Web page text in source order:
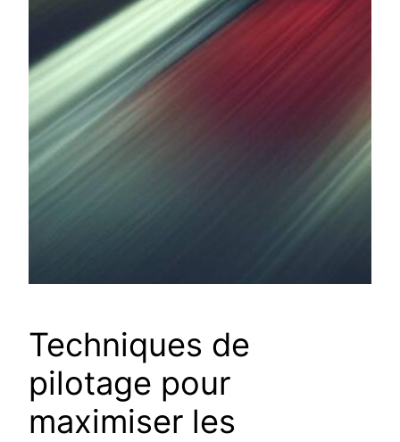
Techniques de
pilotage pour
maximiser les